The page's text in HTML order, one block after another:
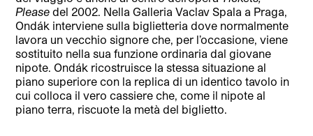
Please del 2002. Nella Galleria Vaclav Spala a Praga,
Ondák interviene sulla biglietteria dove normalmente
lavora un vecchio signore che, per l’occasione, viene
sostituito nella sua funzione ordinaria dal giovane
nipote. Ondák ricostruisce la stessa situazione al
piano superiore con la replica di un identico tavolo in
cui colloca il vero cassiere che, come il nipote al
piano terra, riscuote la metà del biglietto.